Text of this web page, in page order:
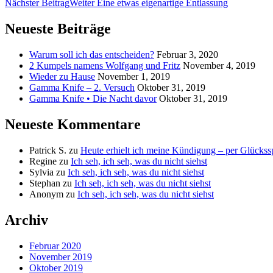
Nächster BeitragWeiter Eine etwas eigenartige Entlassung
Neueste Beiträge
Warum soll ich das entscheiden? Februar 3, 2020
2 Kumpels namens Wolfgang und Fritz November 4, 2019
Wieder zu Hause November 1, 2019
Gamma Knife – 2. Versuch Oktober 31, 2019
Gamma Knife • Die Nacht davor Oktober 31, 2019
Neueste Kommentare
Patrick S. zu Heute erhielt ich meine Kündigung – per
Regine zu Ich seh, ich seh, was du nicht siehst
Sylvia zu Ich seh, ich seh, was du nicht siehst
Stephan zu Ich seh, ich seh, was du nicht siehst
Anonym zu Ich seh, ich seh, was du nicht siehst
Archiv
Februar 2020
November 2019
Oktober 2019